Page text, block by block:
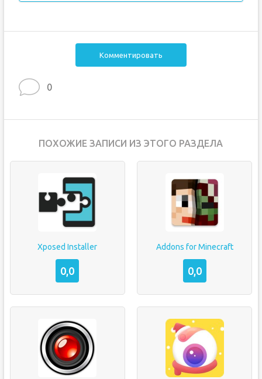
Комментировать
0
ПОХОЖИЕ ЗАПИСИ ИЗ ЭТОГО РАЗДЕЛА
Xposed Installer
0,0
Addons for Minecraft
0,0